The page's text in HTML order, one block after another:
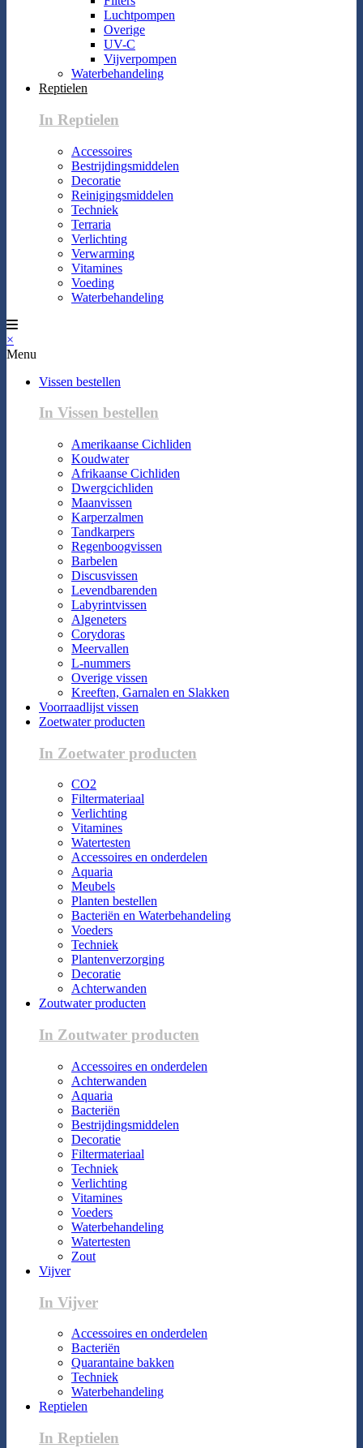
Luchtpompen
Overige
UV-C
Vijverpompen
Waterbehandeling
Reptielen
In Reptielen
Accessoires
Bestrijdingsmiddelen
Decoratie
Reinigingsmiddelen
Techniek
Terraria
Verlichting
Verwarming
Vitamines
Voeding
Waterbehandeling
×
Menu
Vissen bestellen
In Vissen bestellen
Amerikaanse Cichliden
Koudwater
Afrikaanse Cichliden
Dwergcichliden
Maanvissen
Karperzalmen
Tandkarpers
Regenboogvissen
Barbelen
Discusvissen
Levendbarenden
Labyrintvissen
Algeneters
Corydoras
Meervallen
L-nummers
Overige vissen
Kreeften, Garnalen en Slakken
Voorraadlijst vissen
Zoetwater producten
In Zoetwater producten
CO2
Filtermateriaal
Verlichting
Vitamines
Watertesten
Accessoires en onderdelen
Aquaria
Meubels
Planten bestellen
Bacteriën en Waterbehandeling
Voeders
Techniek
Plantenverzorging
Decoratie
Achterwanden
Zoutwater producten
In Zoutwater producten
Accessoires en onderdelen
Achterwanden
Aquaria
Bacteriën
Bestrijdingsmiddelen
Decoratie
Filtermateriaal
Techniek
Verlichting
Vitamines
Voeders
Waterbehandeling
Watertesten
Zout
Vijver
In Vijver
Accessoires en onderdelen
Bacteriën
Quarantaine bakken
Techniek
Waterbehandeling
Reptielen
In Reptielen